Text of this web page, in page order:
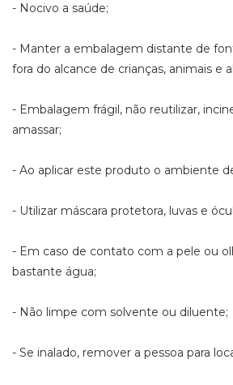
- Nocivo a saúde;
- Manter a embalagem distante de
fora do alcance de crianças, animais e
- Embalagem frágil, não reutilizar,
amassar;
- Ao aplicar este produto o ambiente
- Utilizar máscara protetora, luvas e
- Em caso de contato com a pele ou
bastante água;
- Não limpe com solvente ou diluente;
- Se inalado, remover a pessoa para